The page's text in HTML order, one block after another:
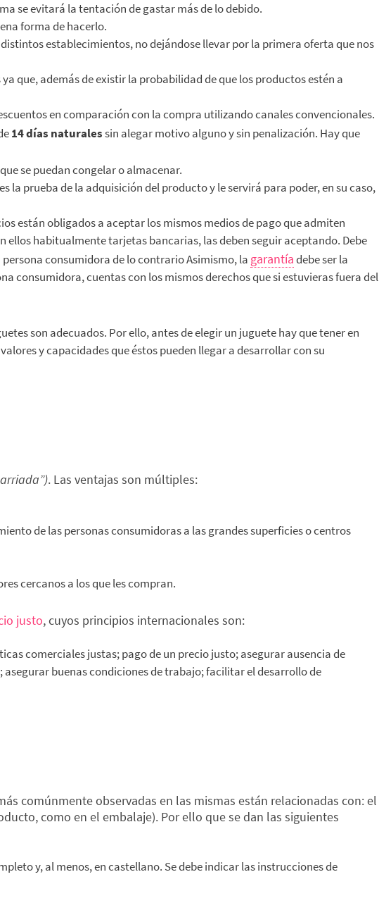
se evitará la tentación de gastar más de lo debido.
forma de hacerlo.
establecimientos, no dejándose llevar por la primera oferta que nos
que, además de existir la probabilidad de que los productos estén a
en comparación con la compra utilizando canales convencionales.
14 días naturalessin alegar motivo alguno y sin penalización. Hay que
que se puedan congelar o almacenar.
la prueba de la adquisición del producto y le servirá para poder, en su caso,
están obligados a aceptar los mismos medios de pago que admiten
habitualmente tarjetas bancarias, las deben seguir aceptando. Debe
consumidora de lo contrario Asimismo, la garantíadebe ser la
consumidora, cuentas con los mismos derechos que si estuvieras fuera del
son adecuados. Por ello, antes de elegir un juguete hay que tener en
y capacidades que éstos pueden llegar a desarrollar con su
. Las ventajas son múltiples:
de las personas consumidoras a las grandes superficies o centros
cercanos a los que les compran.
justo, cuyos principios internacionales son:
comerciales justas; pago de un precio justo; asegurar ausencia de
buenas condiciones de trabajo; facilitar el desarrollo de
comúnmente observadas en las mismas están relacionadas con: el
como en el embalaje). Por ello que se dan las siguientes
y, al menos, en castellano. Se debe indicar las instrucciones de